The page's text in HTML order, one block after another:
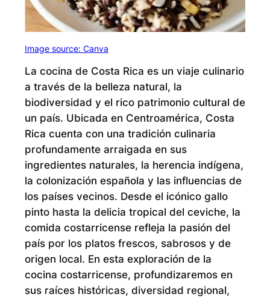
Image source: Canva
La cocina de Costa Rica es un viaje culinario
a través de la belleza natural, la
biodiversidad y el rico patrimonio cultural de
un país. Ubicada en Centroamérica, Costa
Rica cuenta con una tradición culinaria
profundamente arraigada en sus
ingredientes naturales, la herencia indígena,
la colonización española y las influencias de
los países vecinos. Desde el icónico gallo
pinto hasta la delicia tropical del ceviche, la
comida costarricense refleja la pasión del
país por los platos frescos, sabrosos y de
origen local. En esta exploración de la
cocina costarricense, profundizaremos en
sus raíces históricas, diversidad regional,